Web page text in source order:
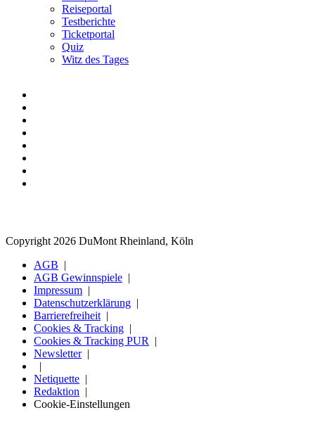
Reiseportal
Testberichte
Ticketportal
Quiz
Witz des Tages
Copyright 2026 DuMont Rheinland, Köln
AGB
AGB Gewinnspiele
Impressum
Datenschutzerklärung
Barrierefreiheit
Cookies & Tracking
Cookies & Tracking PUR
Newsletter
Netiquette
Redaktion
Cookie-Einstellungen